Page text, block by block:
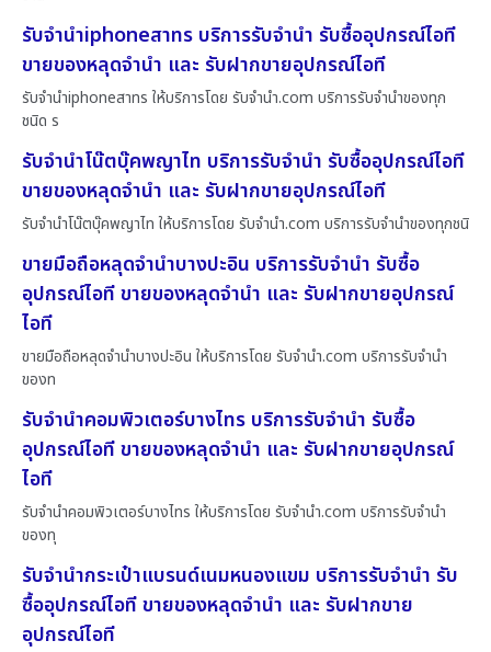
รับจำนำiphoneสาทร บริการรับจำนำ รับซื้ออุปกรณ์ไอที
ขายของหลุดจำนำ และ รับฝากขายอุปกรณ์ไอที
รับจำนำiphoneสาทร ให้บริการโดย รับจํานํา.com บริการรับจำนำของทุก
ชนิด ร
รับจำนำโน๊ตบุ๊คพญาไท บริการรับจำนำ รับซื้ออุปกรณ์ไอที
ขายของหลุดจำนำ และ รับฝากขายอุปกรณ์ไอที
รับจำนำโน๊ตบุ๊คพญาไท ให้บริการโดย รับจํานํา.com บริการรับจำนำของทุกชนิ
ขายมือถือหลุดจำนำบางปะอิน บริการรับจำนำ รับซื้อ
อุปกรณ์ไอที ขายของหลุดจำนำ และ รับฝากขายอุปกรณ์
ไอที
ขายมือถือหลุดจำนำบางปะอิน ให้บริการโดย รับจํานํา.com บริการรับจำนำ
ของท
รับจำนำคอมพิวเตอร์บางไทร บริการรับจำนำ รับซื้อ
อุปกรณ์ไอที ขายของหลุดจำนำ และ รับฝากขายอุปกรณ์
ไอที
รับจำนำคอมพิวเตอร์บางไทร ให้บริการโดย รับจํานํา.com บริการรับจำนำ
ของทุ
รับจำนำกระเป๋าแบรนด์เนมหนองแขม บริการรับจำนำ รับ
ซื้ออุปกรณ์ไอที ขายของหลุดจำนำ และ รับฝากขาย
อุปกรณ์ไอที